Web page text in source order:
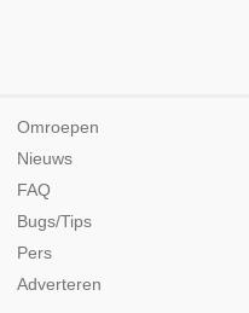
Omroepen
Nieuws
FAQ
Bugs/Tips
Pers
Adverteren